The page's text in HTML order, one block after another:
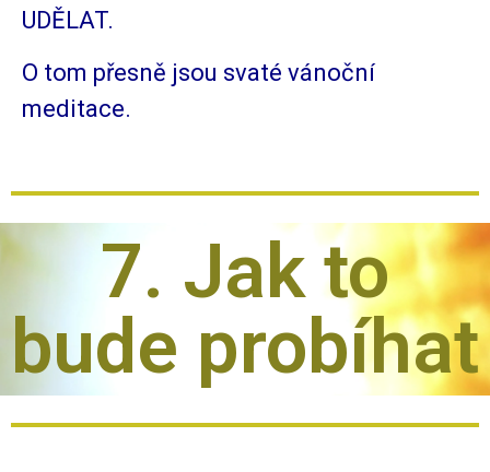
UDĚLAT.
O tom přesně jsou svaté vánoční
meditace.
7. Jak to
bude probíhat